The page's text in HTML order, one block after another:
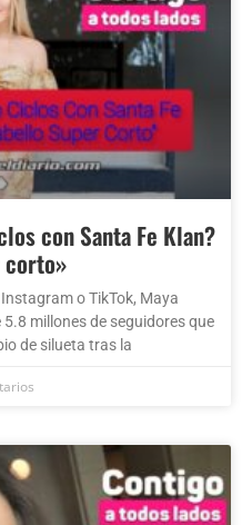
con Santa Fe Klan?
corto»
o TikTok, Maya
millones de seguidores que
de silueta tras la